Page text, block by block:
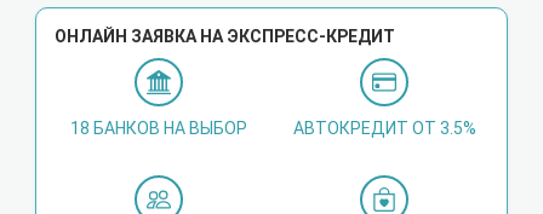
ОНЛАЙН ЗАЯВКА НА ЭКСПРЕСС-КРЕДИТ
18 БАНКОВ НА ВЫБОР АВТОКРЕДИТ ОТ 3.5%